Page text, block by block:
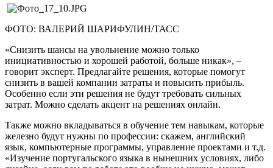
ФОТО: ВАЛЕРИЙ ШАРИФУЛИН/ТАСС
«Снизить шансы на увольнение можно только
инициативностью и хорошей работой, больше никак», –
говорит эксперт. Предлагайте решения, которые помогут
снизить в вашей компании затраты и повысить прибыль.
Особенно если эти решения не будут требовать сильных
затрат. Можно сделать акцент на решениях онлайн.
Также можно вкладываться в обучение тем навыкам, которые
железно будут нужны по профессии: скажем, английский
язык, компьютерные программы, управление проектами и т.д.
«Изучение португальского языка в нынешних условиях, либо